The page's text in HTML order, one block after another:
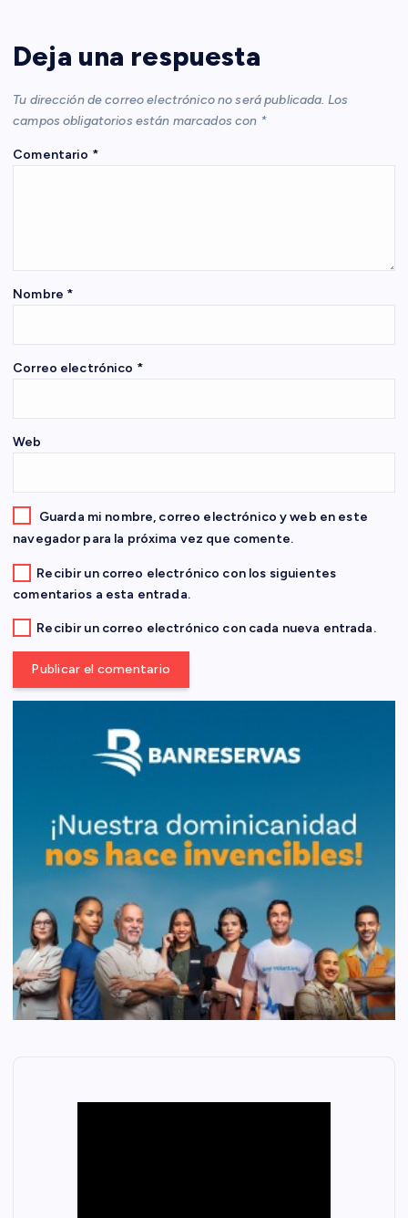
a
c
i
ó
e
t
a
d
a
s
Deja una respuesta
Tu dirección de correo electrónico no será publicada. Los
campos obligatorios están marcados con *
Comentario *
Nombre *
Correo electrónico *
Web
Guarda mi nombre, correo electrónico y web en este
navegador para la próxima vez que comente.
Recibir un correo electrónico con los siguientes
comentarios a esta entrada.
Recibir un correo electrónico con cada nueva entrada.